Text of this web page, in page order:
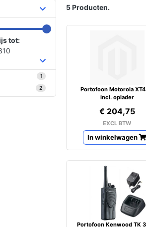
tot:
1
2
5 Producten.
Portofoon Motorola
incl. oplader
€ 204,75
EXCL BTW
In winkelwagen
Portofoon Kenwood TK